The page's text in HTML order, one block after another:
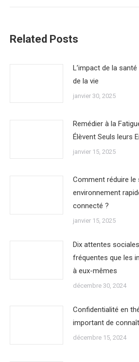
:
Related Posts
L’impact de la
de la vie
janvier 30, 2025
Remédier à la
Élèvent Seuls leurs
janvier 15, 2025
Comment réduire le
environnement
connecté ?
janvier 15, 2025
Dix attentes
fréquentes que les
à eux-mêmes
décembre 30, 2024
Confidentialité en
important de
décembre 15, 2024